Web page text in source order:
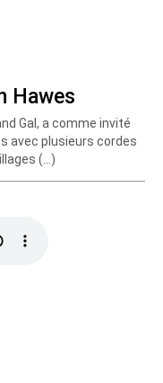
ici
Hawes
Gal, a comme invité
avec plusieurs cordes
(…)